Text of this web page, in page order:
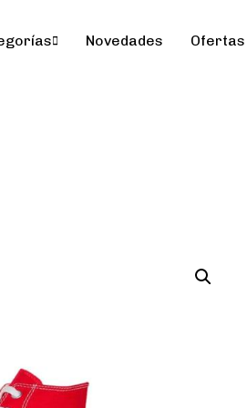
Novedades Ofertas